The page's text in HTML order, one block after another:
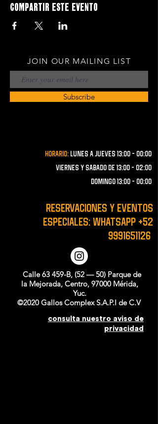
Compartir este evento
JOIN OUR MAILING LIST
Subscribe
Horario: lunes a JUEVES 13:00 - 00:00
VIERNES Y SABADO de 13:00 - 02:00
domingo 13:00 - 00:00
RESERVACIONES y EVENTOS
ESPECIALES: WHATSAPP +52
9991651126
Calle 63 459-B, (52 — 50) Parque de
la Mejorada, Centro, 97000 Mérida,
Yuc.
©2020 Gallos Complex S.A.P.I de C.V
consulta nuestro aviso de
privacidad